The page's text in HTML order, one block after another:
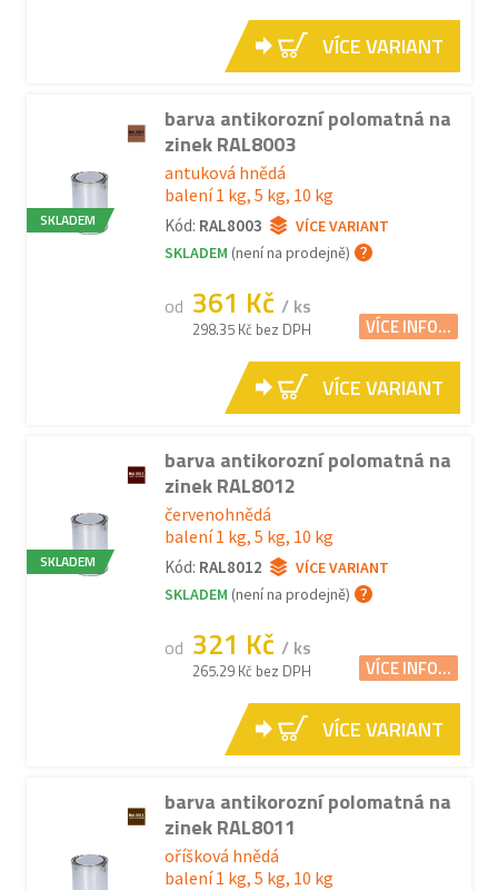
VÍCE VARIANT
SKLADEM
barva antikorozní polomatná na
zinek RAL8003
antuková hnědá
balení 1 kg, 5 kg, 10 kg
Kód: RAL8003
VÍCE VARIANT
SKLADEM (není na prodejně)
od 361 Kč / ks
298.35 Kč bez DPH VÍCE INFO...
VÍCE VARIANT
SKLADEM
barva antikorozní polomatná na
zinek RAL8012
červenohnědá
balení 1 kg, 5 kg, 10 kg
Kód: RAL8012
VÍCE VARIANT
SKLADEM (není na prodejně)
od 321 Kč / ks
265.29 Kč bez DPH VÍCE INFO...
VÍCE VARIANT
barva antikorozní polomatná na
zinek RAL8011
oříšková hnědá
balení 1 kg, 5 kg, 10 kg